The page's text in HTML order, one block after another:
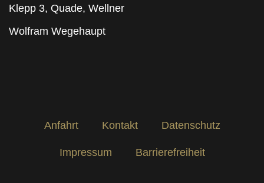
Klepp 3, Quade, Wellner
Wolfram Wegehaupt
Anfahrt Kontakt Datenschutz
Impressum Barrierefreiheit